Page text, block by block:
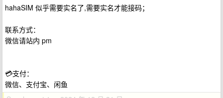
hahaSIM 似乎需要实名了,需要实名才能接码；
联系方式：
微信请站内 pm
💳支付：
微信、支付宝、闲鱼